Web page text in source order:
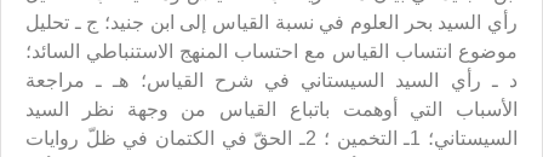
رأي السيد بحر العلوم في نسبة القياس إلى ابن جنيد؛ ج ـ تحليل
موضوع انتساب القياس مع احتساب المنهج الاستنباطي السائد؛
د ـ رأي السيد السيستاني في شرح القياس؛ هـ ـ مراجعة
الأسباب التي أوهمت باتباع القياس من وجهة نظر السيد
السيستاني؛ 1ـ التخمين ؛ 2ـ الحقّ في الكتمان في ظلّ روايات